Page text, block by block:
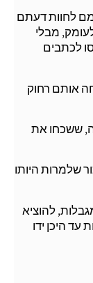
לחוות דעתם
מבלי
לכתבים
אותם רחוק
ששכחו את
שלמרות היותו
להוציא
היכן ידו